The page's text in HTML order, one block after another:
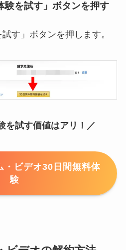
験を試す」ボタンを押す
す」ボタンを押します。
を試す価値はアリ！／
ビデオ30日間無料体
験